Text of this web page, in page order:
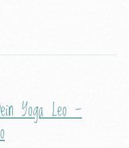
Yoga Leo -